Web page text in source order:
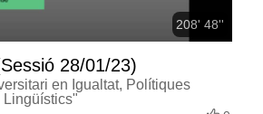
208' 48''
28/01/23)
en Igualtat, Polítiques
Lingüístics"